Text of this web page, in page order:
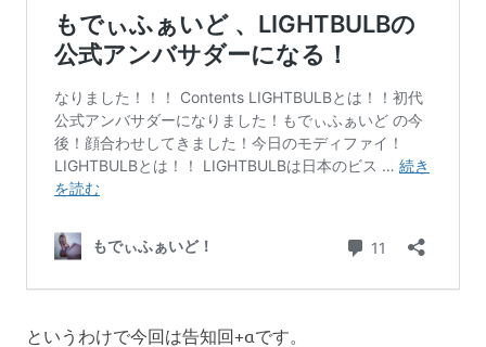
というわけで今回は告知回+αです。